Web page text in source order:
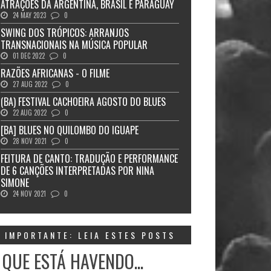
ATRAÇÕES DA ARGENTINA, BRASIL E PARAGUAY
24 MAY 2023 0
SWING DOS TRÓPICOS: ARRANJOS
TRANSNACIONAIS NA MÚSICA POPULAR
01 DEC 2022 0
RAZÕES AFRICANAS - O FILME
27 AUG 2022 0
(BA) FESTIVAL CACHOEIRA AGOSTO DO BLUES
22 AUG 2022 0
[BA] BLUES NO QUILOMBO DO IGUAPE
28 NOV 2021 0
FEITURA DE CANTO: TRADUÇÃO E PERFORMANCE
DE 6 CANÇÕES INTERPRETADAS POR NINA
SIMONE
24 NOV 2021 0
IMPORTANTE: LEIA ESTES POSTS
ESTÁ HAVENDO...